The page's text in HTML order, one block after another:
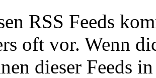
RSS Feeds
oft vor. Wenn
dieser Feeds